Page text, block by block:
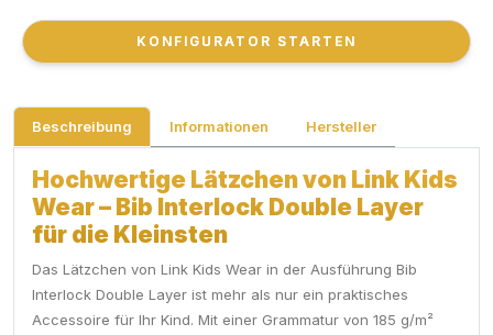
KONFIGURATOR STARTEN
KONFIGURATOR STARTEN
Beschreibung Informationen Hersteller
Hochwertige Lätzchen von Link Kids
Wear – Bib Interlock Double Layer
für die Kleinsten
Das Lätzchen von Link Kids Wear in der Ausführung Bib
Interlock Double Layer ist mehr als nur ein praktisches
Accessoire für Ihr Kind. Mit einer Grammatur von 185 g/m²